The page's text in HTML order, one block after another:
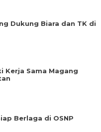
Dukung Biara dan TK di
Kerja Sama Magang
Berlaga di OSNP